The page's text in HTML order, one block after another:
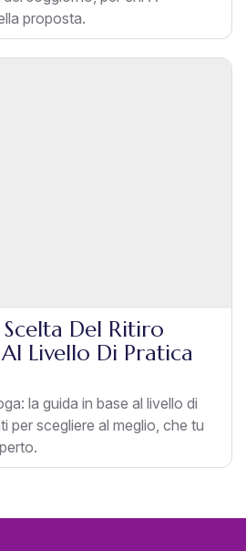
proposta.
Del Ritiro
Livello Di Pratica
la guida in base al livello di
per scegliere al meglio, che tu